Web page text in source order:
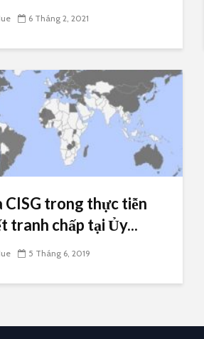
6 Tháng 2, 2021
CISG trong thực tiễn
tranh chấp tại Ủy...
5 Tháng 6, 2019